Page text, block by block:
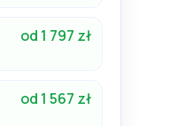
od 1 797 zł
od 1 567 zł